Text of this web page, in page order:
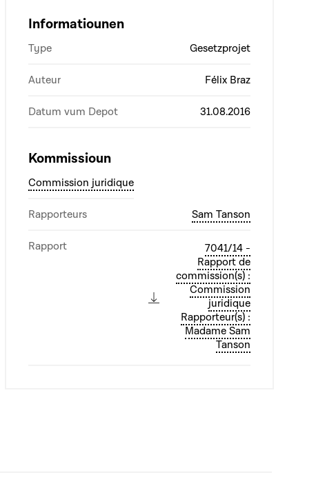
Informatiounen
Type Gesetzprojet
Auteur Félix Braz
Datum vum Depot 31.08.2016
Kommissioun
Commission juridique
Rapporteurs Sam Tanson
Rapport
7041/14 -
Rapport de
commission(s) :
Commission
juridique
Rapporteur(s) :
Madame Sam
Tanson